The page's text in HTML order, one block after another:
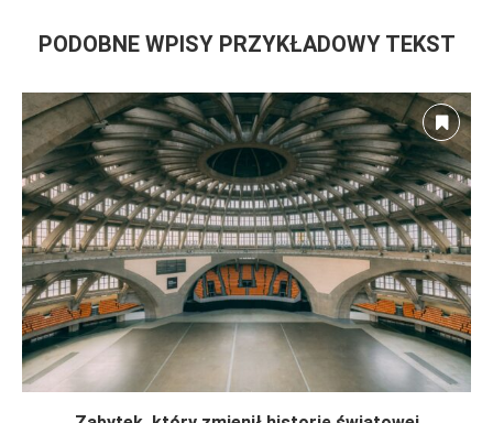
PODOBNE WPISY PRZYKŁADOWY TEKST